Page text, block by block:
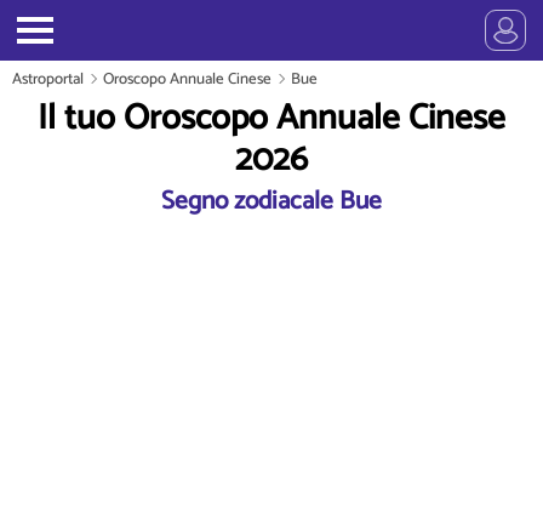
Astroportal Oroscopo Annuale Cinese Bue
Il tuo Oroscopo Annuale Cinese
2026
Segno zodiacale Bue